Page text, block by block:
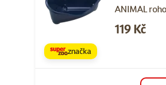
ANIMAL
Cena
119 Kč
značka